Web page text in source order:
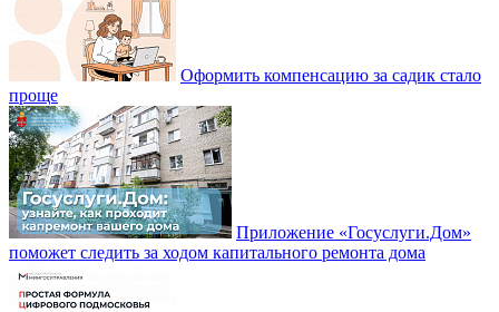
Оформить компенсацию за садик стало
проще
Приложение «Госуслуги.Дом»
поможет следить за ходом капитального ремонта дома